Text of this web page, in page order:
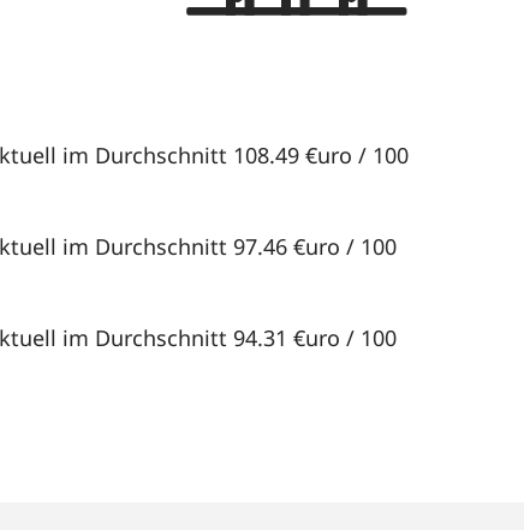
im Durchschnitt 108.49 €uro / 100
im Durchschnitt 97.46 €uro / 100
im Durchschnitt 94.31 €uro / 100